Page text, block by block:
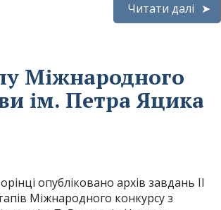
Читати далі
Міжнародного
ім. Петра Яцика
опубліковано архів завдань ІІ
Міжнародного конкурсу з